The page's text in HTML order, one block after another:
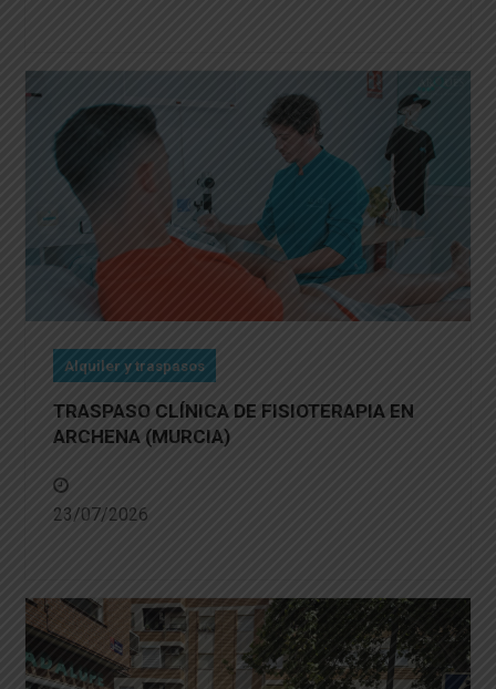
Alquiler y traspasos
TRASPASO CLÍNICA DE FISIOTERAPIA EN
ARCHENA (MURCIA)
23/07/2026